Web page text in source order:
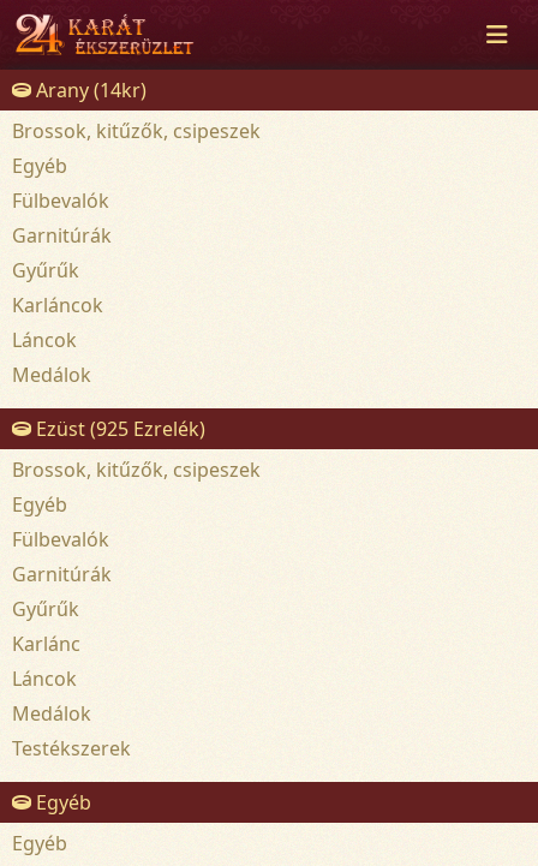
Arany (14kr)
Brossok, kitűzők, csipeszek
Egyéb
Fülbevalók
Garnitúrák
Gyűrűk
Karláncok
Láncok
Medálok
Ezüst (925 Ezrelék)
Brossok, kitűzők, csipeszek
Egyéb
Fülbevalók
Garnitúrák
Gyűrűk
Karlánc
Láncok
Medálok
Testékszerek
Egyéb
Egyéb